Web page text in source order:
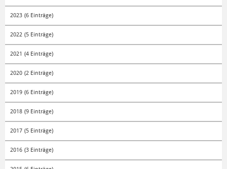
2023 (6 Einträge)
2022 (5 Einträge)
2021 (4 Einträge)
2020 (2 Einträge)
2019 (6 Einträge)
2018 (9 Einträge)
2017 (5 Einträge)
2016 (3 Einträge)